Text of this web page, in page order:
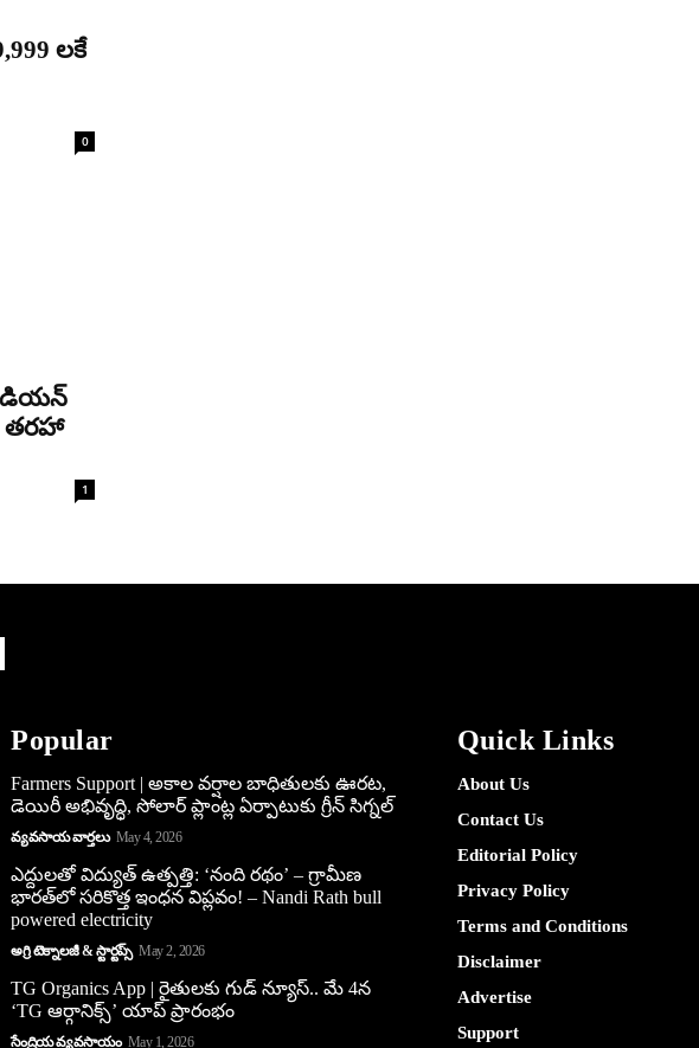
లకే
0
తరహా
1
Popular
Farmers Support | అకాల వర్షాల బాధితులకు ఊరట,
డెయిరీ అభివృద్ధి, సోలార్ ప్లాంట్ల ఏర్పాటుకు గ్రీన్‌ సిగ్నల్
వ్యవసాయ వార్తలు May 4, 2026
ఎద్దులతో విద్యుత్ ఉత్పత్తి: ‘నంది రథం’ – గ్రామీణ
భారత్‌లో సరికొత్త ఇంధన విప్లవం! – Nandi Rath bull
powered electricity
అగ్రి టెక్నాలజీ & స్టార్టప్స్ May 2, 2026
TG Organics App | రైతులకు గుడ్ న్యూస్.. మే 4న
‘TG ఆర్గానిక్స్’ యాప్ ప్రారంభం
సేంద్రియ వ్యవసాయం May 1, 2026
Quick Links
About Us
Contact Us
Editorial Policy
Privacy Policy
Terms and Conditions
Disclaimer
Advertise
Support